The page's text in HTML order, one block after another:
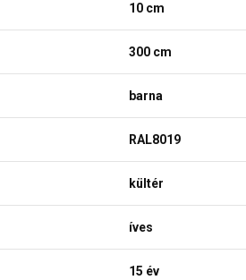
10 cm
300 cm
barna
RAL8019
kültér
íves
15 év